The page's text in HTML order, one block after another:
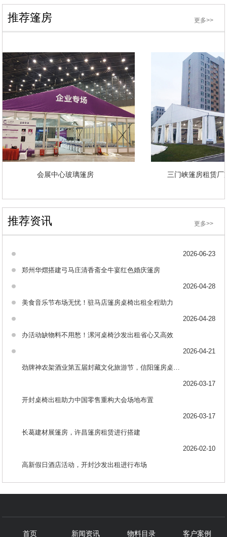
推荐篷房 更多>>
会展中心玻璃篷房 三门峡篷房租
推荐资讯 更多>>
2026-06-23
郑州华熠搭建弓马庄清香斋全牛宴红色婚庆篷房
2026-04-28
美食音乐节布场无忧！驻马店篷房桌椅出租全程助力
2026-04-28
办活动缺物料不用愁！漯河桌椅沙发出租省心又高效
2026-04-21
劲牌神农架酒业第五届封藏文化旅游节，信阳篷房桌椅出租助力布场
2026-03-17
开封桌椅出租助力中国零售重构大会场地布置
2026-03-17
长葛建材展篷房，许昌篷房租赁进行搭建
2026-02-10
高新假日酒店活动，开封沙发出租进行布场
首页 新闻资讯 物料目录 客户案例